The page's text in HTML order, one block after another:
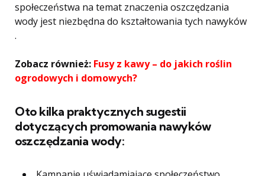
społeczeństwa na temat znaczenia oszczędzania
wody jest niezbędna do kształtowania tych nawyków
.
Zobacz również: Fusy z kawy – do jakich roślin
ogrodowych i domowych?
Oto kilka praktycznych sugestii
dotyczących promowania nawyków
oszczędzania wody: